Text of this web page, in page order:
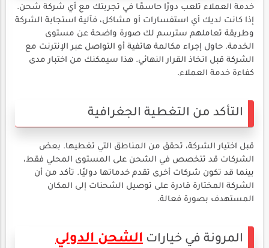
خدمة العملاء تلعب دورًا حاسمًا في تجربتك مع أي شركة شحن.
إذا كانت لديك أي استفسارات أو مشاكل، فآلية استجابة الشركة
وطريقة تعاملهم سترسم لك صورة واضحة عن مستوى
الخدمة. حاول إجراء مكالمة هاتفية أو التواصل عبر الإنترنت مع
الشركة قبل اتخاذ القرار النهائي. هذا سيمكنك من اختبار مدى
كفاءة خدمة العملاء.
التأكد من التغطية الجغرافية
قبل اختيار الشركة، تحقق من المناطق التي تغطيها. بعض
الشركات قد تتخصص في الشحن على المستوى المحلي فقط،
بينما قد تكون شركات أخرى تقدم خدماتها دوليًا. تأكد من أن
الشركة المختارة قادرة على توصيل الشحنات إلى المكان
المستهدف بصورة فعالة.
المرونة في خيارات الشحن الدولي